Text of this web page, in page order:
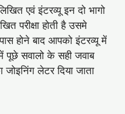
एवं इंटरव्यू इन दो भागो
परीक्षा होती है उसमे
पास होने बाद आपको इंटरव्यू में
पूछे सवालो के सही जवाब
जोइनिंग लेटर दिया जाता